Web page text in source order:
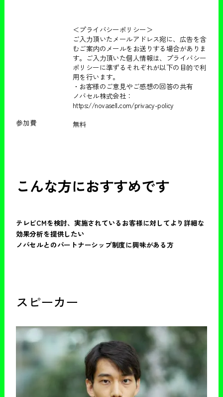
＜プライバシーポリシー＞
ご入力頂いたメールアドレス宛に、広告を含
むご案内のメールをお送りする場合がありま
す。ご入力頂いた個人情報は、プライバシー
ポリシーに準ずるそれぞれが以下の目的で利
用を行います。
・お客様のご意見やご感想の回答の共有
ノバセル株式会社：
https://novasell.com/privacy-policy
参加費
無料
こんな方におすすめです
テレビCMを検討、実施されているお客様に対してより詳細な
効果分析を提供したい
ノバセルとのパートナーシップ制度に興味がある方
スピーカー